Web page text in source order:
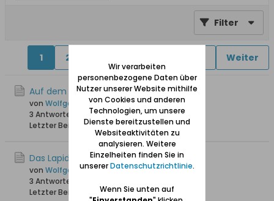
Filter
1 2 Weiter
Auf dem Karlsberg in Oliva
von Wolfgang
3 Antworten
20.462 Hits0 Likes
Letzter Beitrag10.03.2025, 14:17
Das Lapidarium in Langfuhr
von Wolfgang
3 Antworten
Letzter Beitrag
06.09.2023, 17:49
Wir verarbeiten
personenbezogene Daten über
Nutzer unserer Website mithilfe
von Cookies und anderen
Technologien, um unsere
Dienste bereitzustellen und
Websiteaktivitäten zu
analysieren. Weitere
Einzelheiten finden Sie in
unsererDatenschutzrichtlinie.
Wenn Sie unten auf